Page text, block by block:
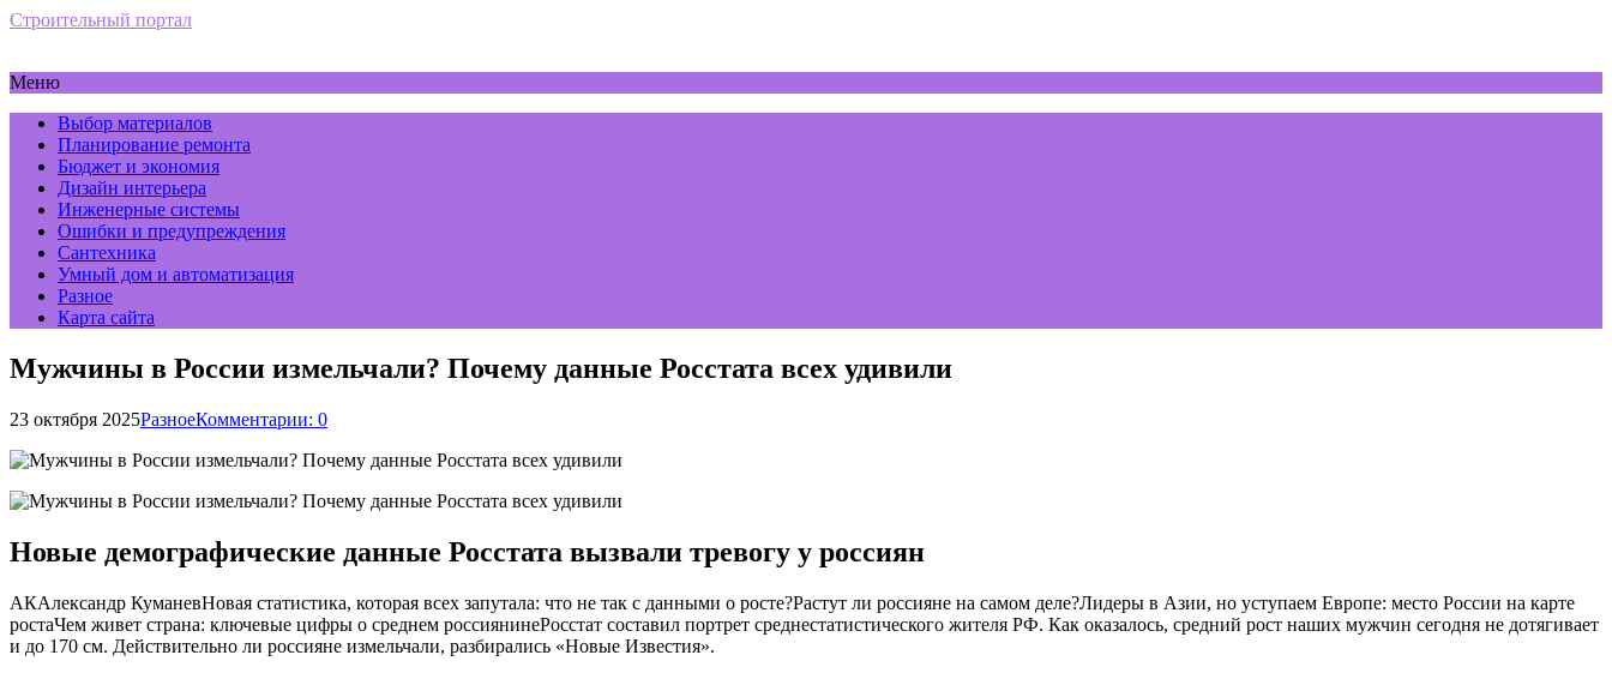
Строительный портал
Меню
Выбор материалов
Планирование ремонта
Бюджет и экономия
Дизайн интерьера
Инженерные системы
Ошибки и предупреждения
Сантехника
Умный дом и автоматизация
Разное
Карта сайта
Мужчины в России измельчали? Почему данные Росстата всех удивили
23 октября 2025РазноеКомментарии: 0
Новые демографические данные Росстата вызвали тревогу у россиян
АКАлександр КуманевНовая статистика, которая всех запутала: что не так с данными о росте?Растут ли россияне на самом деле?Лидеры в Азии, но уступаем Европе: место России на карте
ростаЧем живет страна: ключевые цифры о среднем россиянинеРосстат составил портрет среднестатистического жителя РФ. Как оказалось, средний рост наших мужчин сегодня не дотягивает
и до 170 см. Действительно ли россияне измельчали, разбирались «Новые Известия».